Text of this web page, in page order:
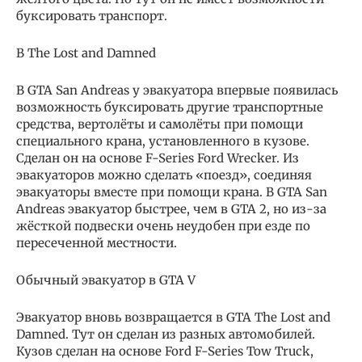
буксировать транспорт.
В The Lost and Damned
В GTA San Andreas у эвакуатора впервые появилась
возможность буксировать другие транспортные
средства, вертолёты и самолёты при помощи
специального крана, установленного в кузове.
Сделан он на основе F-Series Ford Wrecker. Из
эвакуаторов можно сделать «поезд», соединяя
эвакуаторы вместе при помощи крана. В GTA San
Andreas эвакуатор быстрее, чем в GTA 2, но из-за
жёсткой подвески очень неудобен при езде по
пересеченной местности.
Обычный эвакуатор в GTA V
Эвакуатор вновь возвращается в GTA The Lost and
Damned. Тут он сделан из разных автомобилей.
Кузов сделан на основе Ford F-Series Tow Truck,